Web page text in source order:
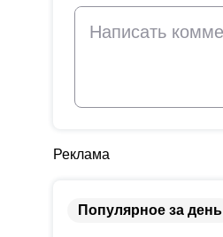
Реклама
Популярное за день